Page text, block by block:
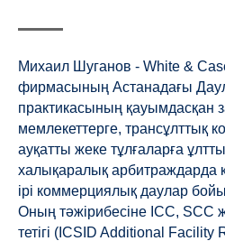
Михаил Шуганов - White &
фирмасының Астанадағы
практикасының қауымдасқан
мемлекеттерге, трансұлттық
ауқатты жеке тұлғаларға
халықаралық арбитраждарда
ірі коммерциялық даулар
Оның тәжірибесіне ICC,
тетігі (ICSID Additional Facility